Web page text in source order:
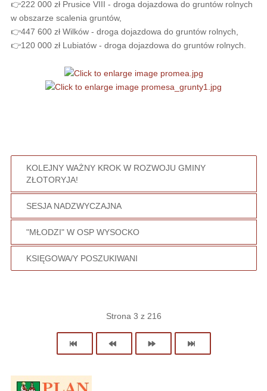
👉222 000 zł Prusice VIII - droga dojazdowa do gruntów rolnych
w obszarze scalenia gruntów,
👉447 600 zł Wilków - droga dojazdowa do gruntów rolnych,
👉120 000 zł Lubiatów - droga dojazdowa do gruntów rolnych.
KOLEJNY WAŻNY KROK W ROZWOJU GMINY
ZŁOTORYJA!
SESJA NADZWYCZAJNA
"MŁODZI" W OSP WYSOCKO
KSIĘGOWA/Y POSZUKIWANI
Strona 3 z 216